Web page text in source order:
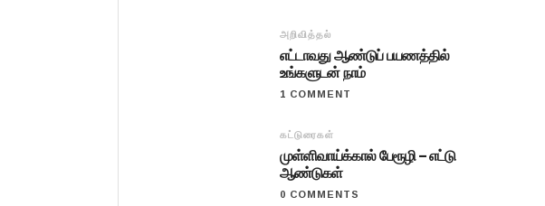
அறிவித்தல்
எட்டாவது ஆண்டுப் பயணத்தில்
உங்களுடன் நாம்
1 COMMENT
கட்டுரைகள்
முள்ளிவாய்க்கால் பேரூழி – எட்டு
ஆண்டுகள்
0 COMMENTS